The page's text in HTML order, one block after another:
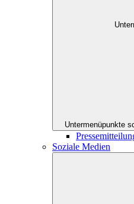
Untermenüpunkte
Soziale Medien